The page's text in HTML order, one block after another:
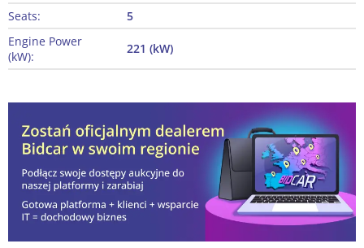
Seats:
5
Engine Power
(kW):
221 (kW)